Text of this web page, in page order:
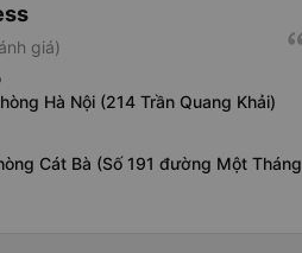
giá)
Hà Nội (214 Trần Quang Khải)
Cát Bà (Số 191 đường Một Tháng